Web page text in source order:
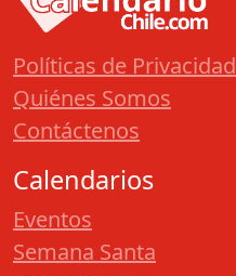
Políticas de Privacidad
Quiénes Somos
Contáctenos
Calendarios
Eventos
Semana Santa